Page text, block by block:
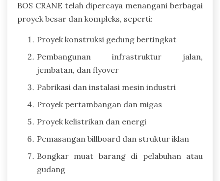
BOS CRANE telah dipercaya menangani berbagai
proyek besar dan kompleks, seperti:
Proyek konstruksi gedung bertingkat
Pembangunan infrastruktur jalan,
jembatan, dan flyover
Pabrikasi dan instalasi mesin industri
Proyek pertambangan dan migas
Proyek kelistrikan dan energi
Pemasangan billboard dan struktur iklan
Bongkar muat barang di pelabuhan atau
gudang